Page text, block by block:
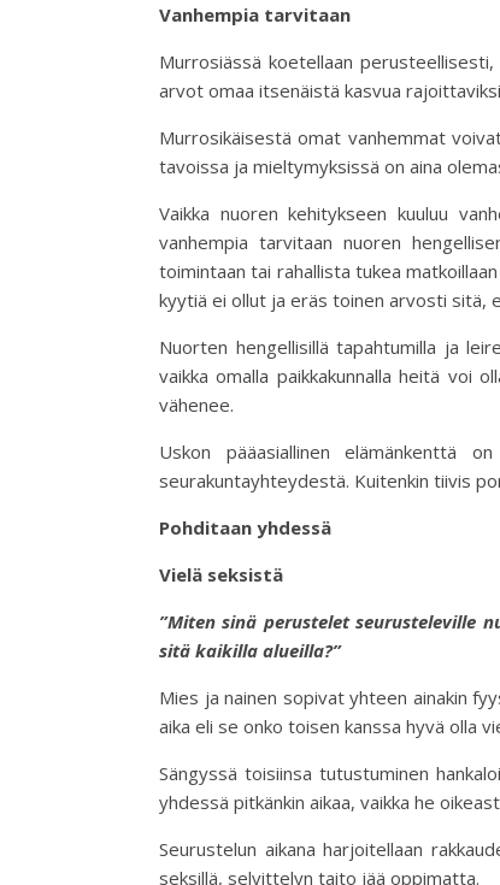
Vanhempia tarvitaan
Murrosiässä koetellaan
arvot omaa itsenäistä kasvua
Murrosikäisestä omat vanhemmat
tavoissa ja mieltymyksissä on aina
Vaikka nuoren kehitykseen kuuluu
vanhempia tarvitaan nuoren
toimintaan tai rahallista tukea
kyytiä ei ollut ja eräs toinen arvosti sitä,
Nuorten hengellisillä tapahtumilla ja
vaikka omalla paikkakunnalla heitä voi
vähenee.
Uskon pääasiallinen elämänkenttä
seurakuntayhteydestä. Kuitenkin tiivis
Pohditaan yhdessä
Vielä seksistä
”Miten sinä perustelet seurusteleville
sitä kaikilla alueilla?”
Mies ja nainen sopivat yhteen ainakin
aika eli se onko toisen kanssa hyvä olla
Sängyssä toisiinsa tutustuminen
yhdessä pitkänkin aikaa, vaikka he
Seurustelun aikana harjoitellaan
seksillä, selvittelyn taito jää oppimatta.